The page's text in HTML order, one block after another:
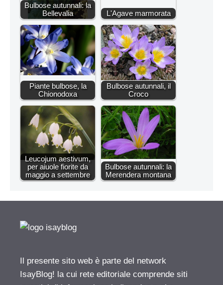
Bulbose autunnali: la
Bellevalia
L'Agave marmorata
Piante bulbose, la
Chionodoxa
Bulbose autunnali, il
Croco
Leucojum aestivum,
per aiuole fiorite da
maggio a settembre
Bulbose autunnali: la
Merendera montana
Il presente sito web è parte del network
IsayBlog! la cui rete editoriale comprende siti